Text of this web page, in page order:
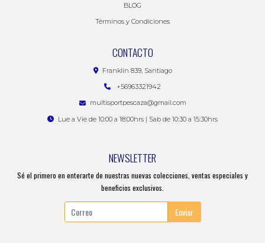
BLOG
Términos y Condiciones
CONTACTO
Franklin 839, Santiago
+56963321942
multisportpescaza@gmail.com
Lue a Vie de 10:00 a 18:00hrs | Sab de 10:30 a 15:30hrs
NEWSLETTER
Sé el primero en enterarte de nuestras nuevas colecciones, ventas especiales y
beneficios exclusivos.
Enviar